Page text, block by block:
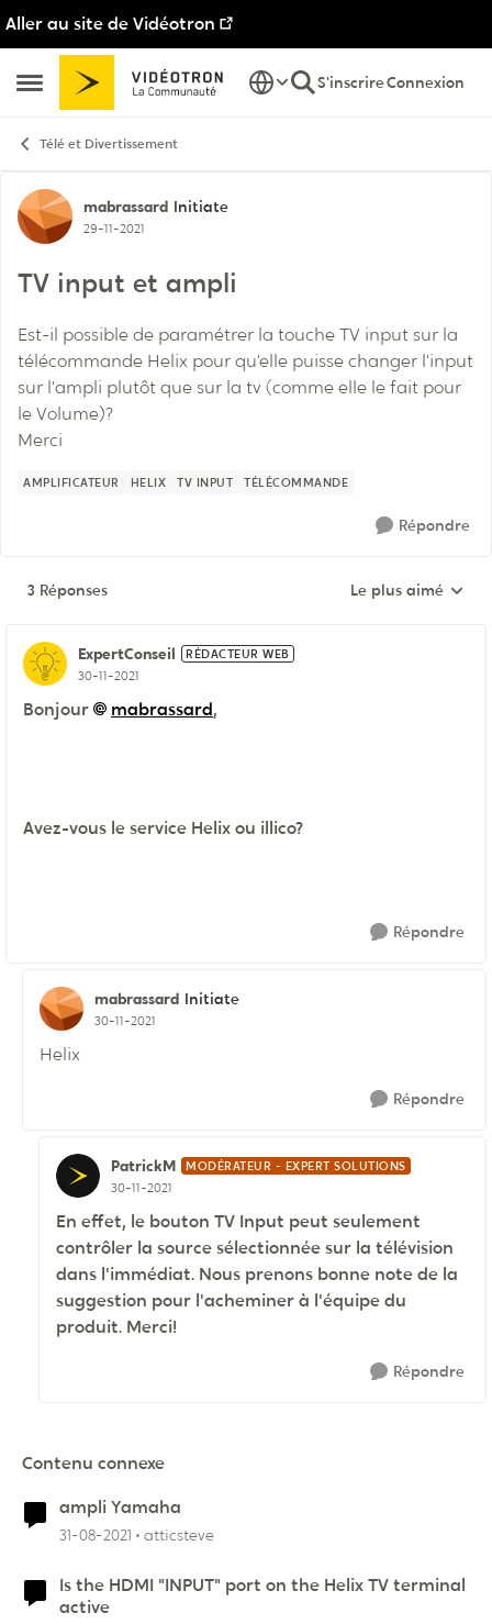
Aller au site de Vidéotron
Ouvrir Menu Latéral
Passer au contenu
S'inscrireConnexion
Télé et Divertissement
Discussion de forum
mabrassard Initiate
29-11-2021
TV input et ampli
Est-il possible de paramétrer la touche TV input sur la
télécommande Helix pour qu’elle puisse changer l’input
sur l’ampli plutôt que sur la tv (comme elle le fait pour
le Volume)?
Merci
AMPLIFICATEUR HELIX TV INPUT TÉLÉCOMMANDE
Répondre
3 Réponses Réponses triées
Le plus aimé
ExpertConseil RÉDACTEUR WEB
30-11-2021
Bonjour mabrassard,
Avez-vous le service Helix ou illico?
Répondre
mabrassard Initiate
30-11-2021
Helix
Répondre
PatrickM MODÉRATEUR - EXPERT SOLUTIONS
30-11-2021
En effet, le bouton TV Input peut seulement
contrôler la source sélectionnée sur la télévision
dans l'immédiat. Nous prenons bonne note de la
suggestion pour l'acheminer à l'équipe du
produit. Merci!
Répondre
Contenu connexe
ampli Yamaha
31-08-2021 atticsteve
Is the HDMI "INPUT" port on the Helix TV terminal
active